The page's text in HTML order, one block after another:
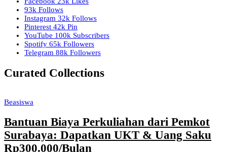
93k Follows
Instagram 32k Follows
Pinterest 42k Pin
YouTube 100k Subscribers
Spotify 65k Followers
Telegram 88k Followers
Curated Collections
Beasiswa
Bantuan Biaya Perkuliahan dari Pemkot
Surabaya: Dapatkan UKT & Uang Saku
Rp300.000/Bulan